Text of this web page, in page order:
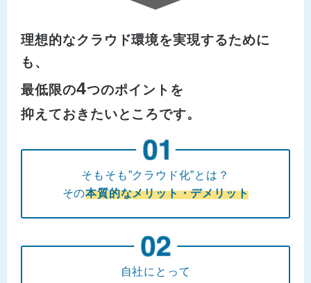
理想的なクラウド環境を実現するために
も、
最低限の4つのポイントを
抑えておきたいところです。
そもそも”クラウド化”とは？
その本質的なメリット・デメリット
自社にとって